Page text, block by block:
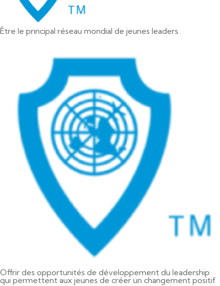
Être le principal réseau mondial de jeunes leaders.
Offrir des opportunités de développement du leadership
qui permettent aux jeunes de créer un changement positif